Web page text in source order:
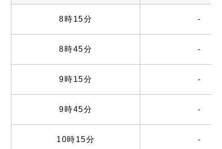
8時15分 -
8時45分 -
9時15分 -
9時45分 -
10時15分 -